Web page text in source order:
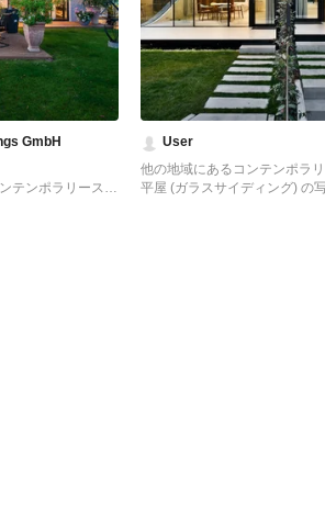
GmbH
テンポラリースタ
User
他の地域にあるコンテンポラ
平屋 (ガラスサイディング) の